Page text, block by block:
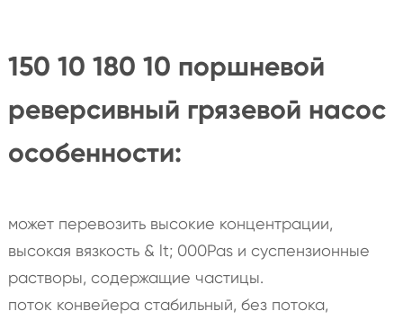
150 10 180 10 поршневой
реверсивный грязевой насос
особенности:
может перевозить высокие концентрации,
высокая вязкость & lt; 000Pas и суспензионные
растворы, содержащие частицы.
поток конвейера стабильный, без потока,